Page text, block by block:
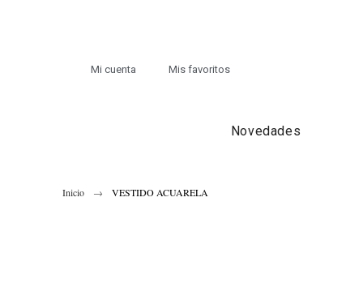
Mi cuenta Mis favoritos
Novedades
Inicio VESTIDO ACUARELA